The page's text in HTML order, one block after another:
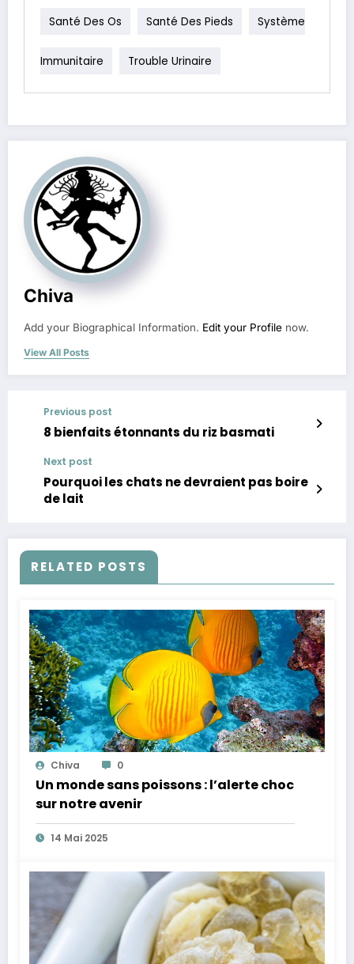
Santé Des Os Santé Des Pieds Système
Immunitaire Trouble Urinaire
Chiva
Add your Biographical Information. Edit your Profile now.
View All Posts
Previous post
8 bienfaits étonnants du riz basmati
Next post
Pourquoi les chats ne devraient pas boire
de lait
RELATED POSTS
Chiva 0
Un monde sans poissons : l’alerte choc
sur notre avenir
14 Mai 2025